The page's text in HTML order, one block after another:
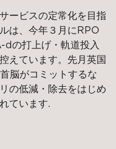
ービスの定常化を目指
は、今年３月にRPO
dの打上げ・軌道投入
えています。先月英国
脳がコミットするな
の低減・除去をはじめ
ています.